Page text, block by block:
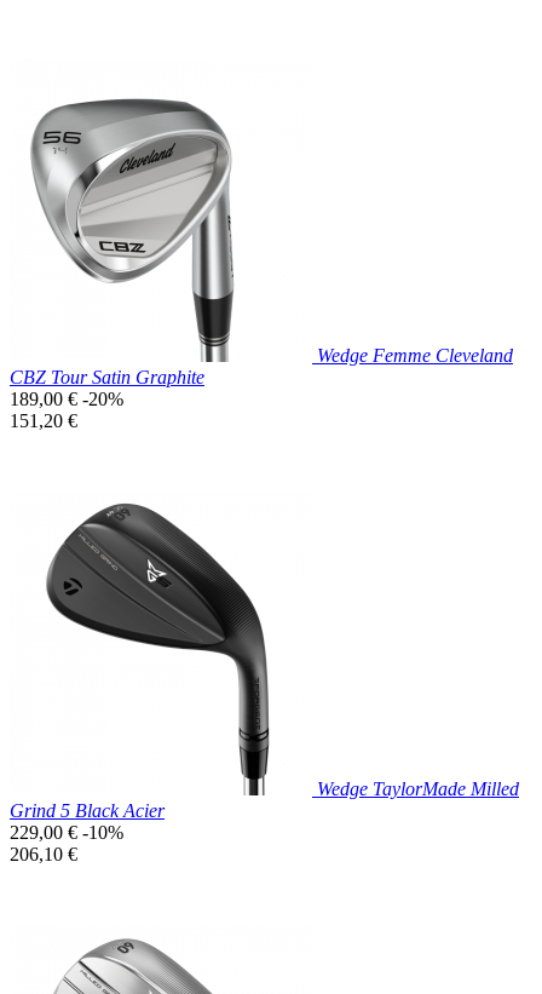
Prix réduit
Aperçu rapide
Wedge Femme Cleveland
CBZ Tour Satin Graphite
Prix
de
189,00 € -20%
Prix
151,20 €
Prix réduit
Aperçu rapide
Wedge TaylorMade Milled
Grind 5 Black Acier
Prix
de
229,00 € -10%
Prix
206,10 €
Prix réduit